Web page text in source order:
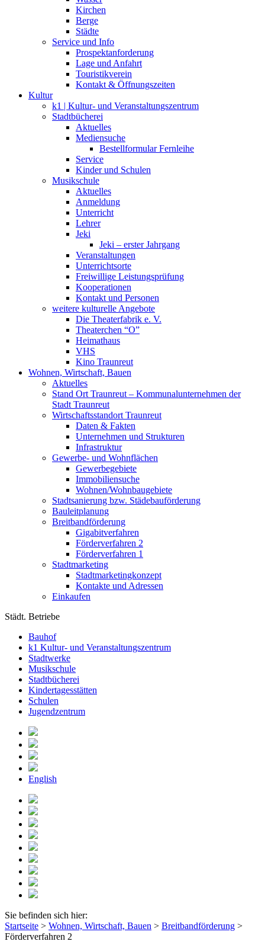
Kirchen
Berge
Städte
Service und Info
Prospektanforderung
Lage und Anfahrt
Touristikverein
Kontakt & Öffnungszeiten
Kultur
k1 | Kultur- und Veranstaltungszentrum
Stadtbücherei
Aktuelles
Mediensuche
Bestellformular Fernleihe
Service
Kinder und Schulen
Musikschule
Aktuelles
Anmeldung
Unterricht
Lehrer
Jeki
Jeki – erster Jahrgang
Veranstaltungen
Unterrichtsorte
Freiwillige Leistungsprüfung
Kooperationen
Kontakt und Personen
weitere kulturelle Angebote
Die Theaterfabrik e. V.
Theaterchen “O”
Heimathaus
VHS
Kino Traunreut
Wohnen, Wirtschaft, Bauen
Aktuelles
Stand Ort Traunreut – Kommunalunternehmen der
Stadt Traunreut
Wirtschaftsstandort Traunreut
Daten & Fakten
Unternehmen und Strukturen
Infrastruktur
Gewerbe- und Wohnflächen
Gewerbegebiete
Immobiliensuche
Wohnen/Wohnbaugebiete
Stadtsanierung bzw. Städebauförderung
Bauleitplanung
Breitbandförderung
Gigabitverfahren
Förderverfahren 2
Förderverfahren 1
Stadtmarketing
Stadtmarketingkonzept
Kontakte und Adressen
Einkaufen
Städt. Betriebe
Bauhof
k1 Kultur- und Veranstaltungszentrum
Stadtwerke
Musikschule
Stadtbücherei
Kindertagesstätten
Schulen
Jugendzentrum
English
Sie befinden sich hier:
Startseite > Wohnen, Wirtschaft, Bauen > Breitbandförderung >
Förderverfahren 2